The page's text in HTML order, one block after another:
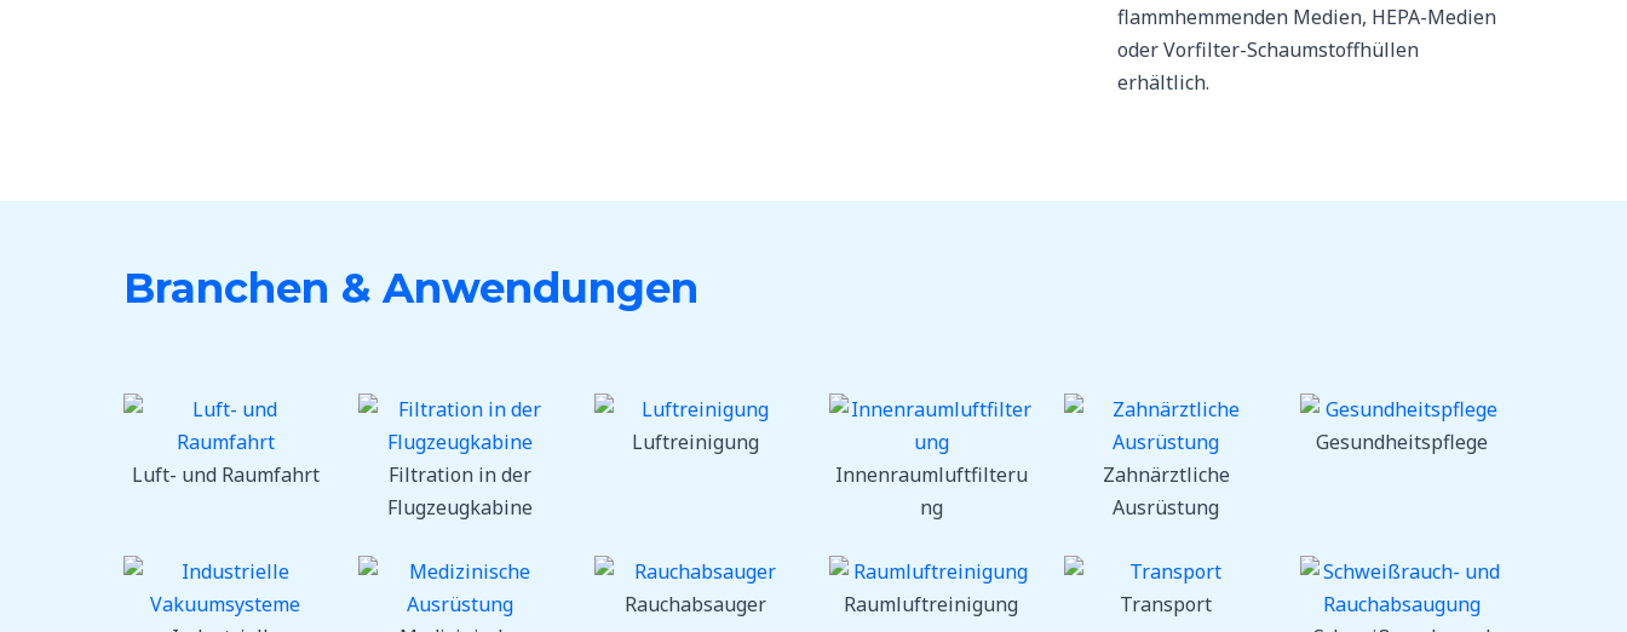
flammhemmenden Medien, HEPA-Medien
oder Vorfilter-Schaumstoffhüllen
erhältlich.
Branchen & Anwendungen
Luft- und Raumfahrt
Filtration in der
Flugzeugkabine
Luftreinigung
Innenraumluftfilteru
ng
Zahnärztliche
Ausrüstung
Gesundheitspflege
Rauchabsauger Raumluftreinigung
Transport